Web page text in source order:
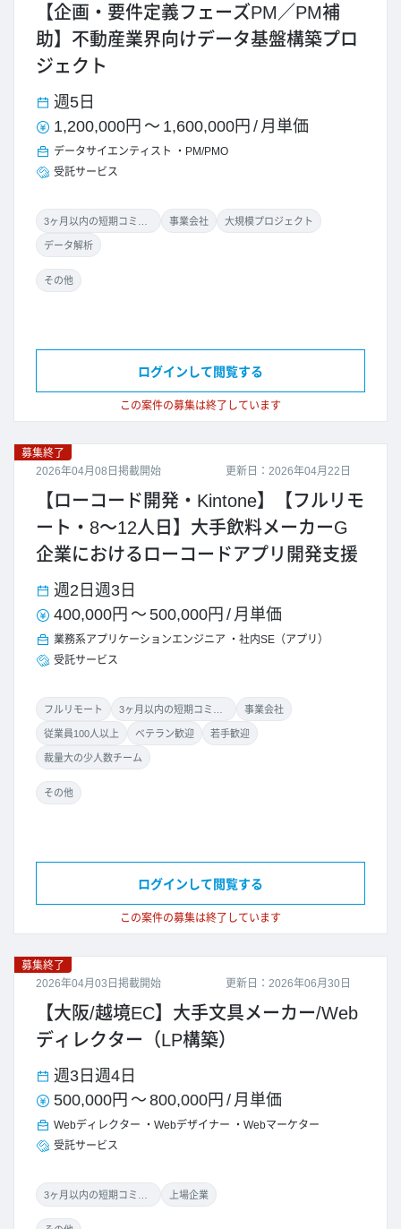
【企画・要件定義フェーズPM／PM補
助】不動産業界向けデータ基盤構築プロ
ジェクト
週5日
1,200,000円 ～ 1,600,000円 / 月単価
データサイエンティスト
PM/PMO
受託サービス
事業会社 大規模プロジェクト
データ解析
その他
この案件の募集は終了しています
ログインして閲覧する
更新日：2026年04月22日
募集終了
2026年04月08日掲載開始
【ローコード開発・Kintone】【フルリモ
ート・8～12人日】大手飲料メーカーG
企業におけるローコードアプリ開発支援
週2日 週3日
400,000円 ～ 500,000円 / 月単価
業務系アプリケーションエンジニア
社内SE（アプリ）
受託サービス
フルリモート 事業会社
従業員100人以上 ベテラン歓迎 若手歓迎
裁量大の少人数チーム
その他
この案件の募集は終了しています
ログインして閲覧する
更新日：2026年06月30日
募集終了
2026年04月03日掲載開始
【大阪/越境EC】大手文具メーカー/Web
ディレクター（LP構築）
週3日 週4日
500,000円 ～ 800,000円 / 月単価
Webディレクター Webデザイナー
Webマーケター
受託サービス
上場企業